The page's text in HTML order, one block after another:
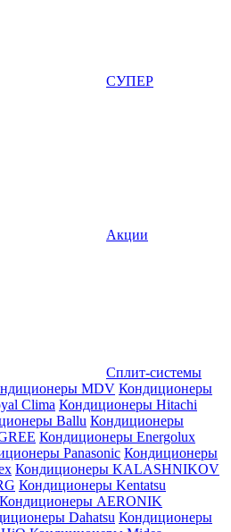
СУПЕР
Акции
Сплит-системы
MDV Кондиционеры
Clima Кондиционеры Hitachi
Ballu Кондиционеры
Кондиционеры Energolux
Panasonic Кондиционеры
Кондиционеры KALASHNIKOV
Кондиционеры Kentatsu
Кондиционеры AERONIK
Dahatsu Кондиционеры